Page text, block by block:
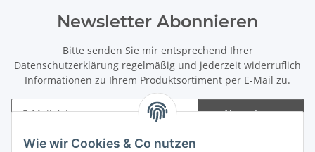
Wie wir Cookies & Co nutzen
Newsletter Abonnieren
Bitte senden Sie mir entsprechend Ihrer
Datenschutzerklärung regelmäßig und jederzeit widerruflich
Informationen zu Ihrem Produktsortiment per E-Mail zu.
Abonnieren
Newsletter Abonnieren